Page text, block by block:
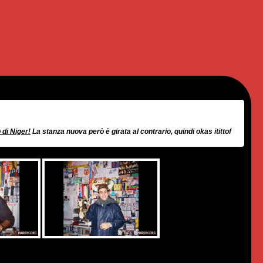
di Niger! La stanza nuova però è girata al contrario, quindi okas itittof